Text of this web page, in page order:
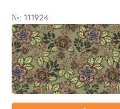
№: 111924